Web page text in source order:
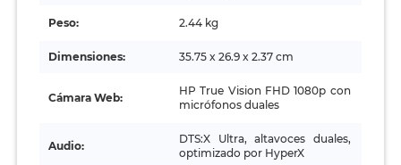
Peso: 2.44 kg
Dimensiones: 35.75 x 26.9 x 2.37 cm
Cámara Web:
HP True Vision FHD 1080p con
micrófonos duales
Audio:
DTS:X Ultra, altavoces duales,
optimizado por HyperX